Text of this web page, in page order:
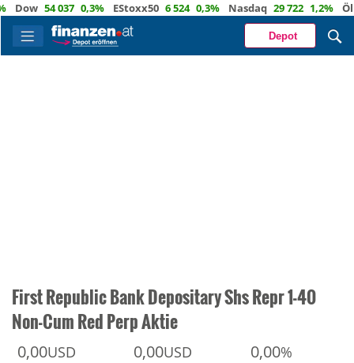
54 037 0,3% EStoxx50 6 524 0,3% Nasdaq 29 722 1,2% Öl 82,1
Depot
First Republic Bank Depositary Shs Repr 1-40
Non-Cum Red Perp Aktie
0,00USD 0,00USD 0,00%